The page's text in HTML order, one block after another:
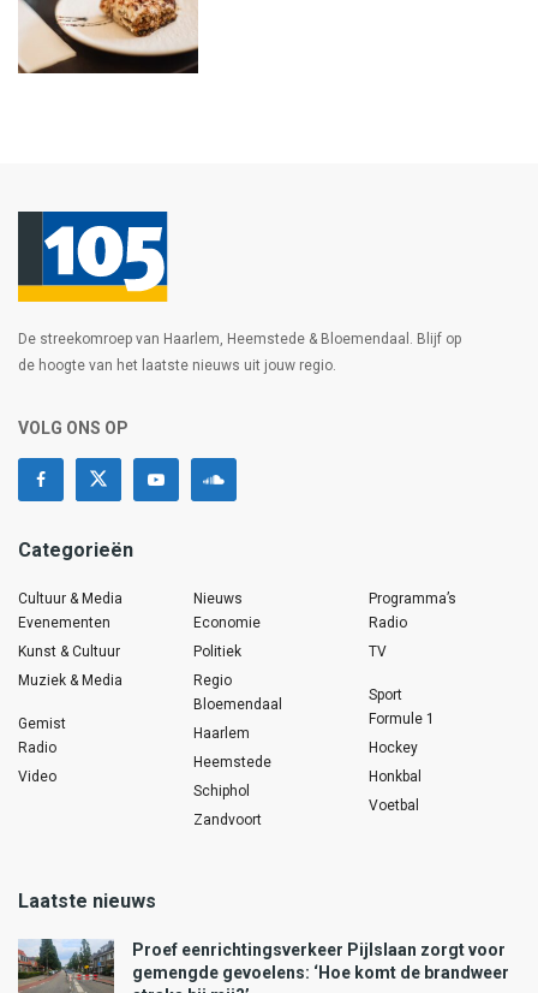
De streekomroep van Haarlem, Heemstede & Bloemendaal. Blijf op
de hoogte van het laatste nieuws uit jouw regio.
VOLG ONS OP
Categorieën
Cultuur & Media
Evenementen
Kunst & Cultuur
Muziek & Media
Gemist
Radio
Video
Nieuws
Economie
Politiek
Regio
Bloemendaal
Haarlem
Heemstede
Schiphol
Zandvoort
Programma’s
Radio
TV
Sport
Formule 1
Hockey
Honkbal
Voetbal
Laatste nieuws
Proef eenrichtingsverkeer Pijlslaan zorgt voor
gemengde gevoelens: ‘Hoe komt de brandweer